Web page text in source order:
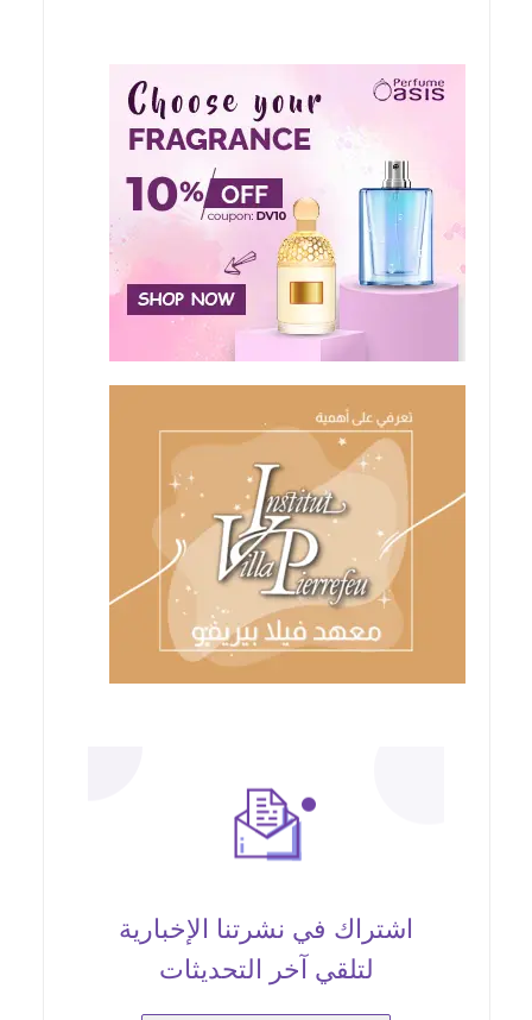
اشتراك في نشرتنا الإخبارية
لتلقي آخر التحديثات